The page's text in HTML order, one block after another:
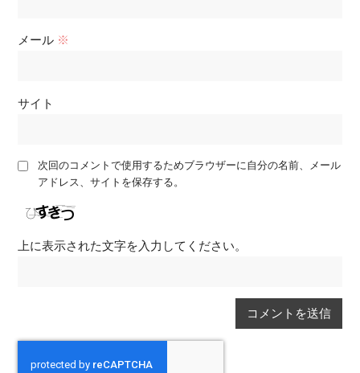
メール ※
サイト
次回のコメントで使用するためブラウザーに自分の名前、メール
アドレス、サイトを保存する。
上に表示された文字を入力してください。